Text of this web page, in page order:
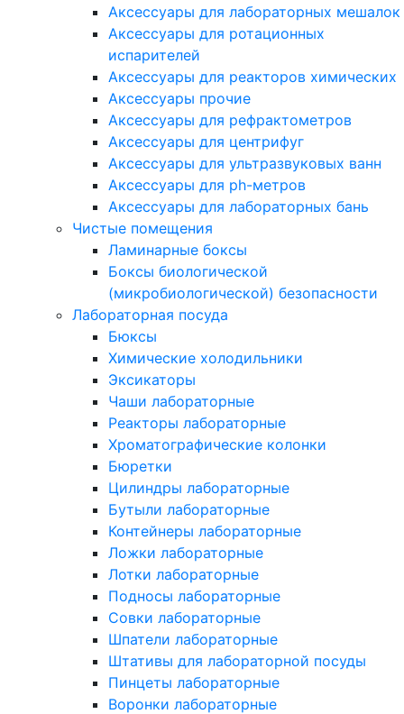
Аксессуары для лабораторных мешалок
Аксессуары для ротационных
испарителей
Аксессуары для реакторов химических
Аксессуары прочие
Аксессуары для рефрактометров
Аксессуары для центрифуг
Аксессуары для ультразвуковых ванн
Аксессуары для ph-метров
Аксессуары для лабораторных бань
Чистые помещения
Ламинарные боксы
Боксы биологической
(микробиологической) безопасности
Лабораторная посуда
Бюксы
Химические холодильники
Эксикаторы
Чаши лабораторные
Реакторы лабораторные
Хроматографические колонки
Бюретки
Цилиндры лабораторные
Бутыли лабораторные
Контейнеры лабораторные
Ложки лабораторные
Лотки лабораторные
Подносы лабораторные
Совки лабораторные
Шпатели лабораторные
Штативы для лабораторной посуды
Пинцеты лабораторные
Воронки лабораторные